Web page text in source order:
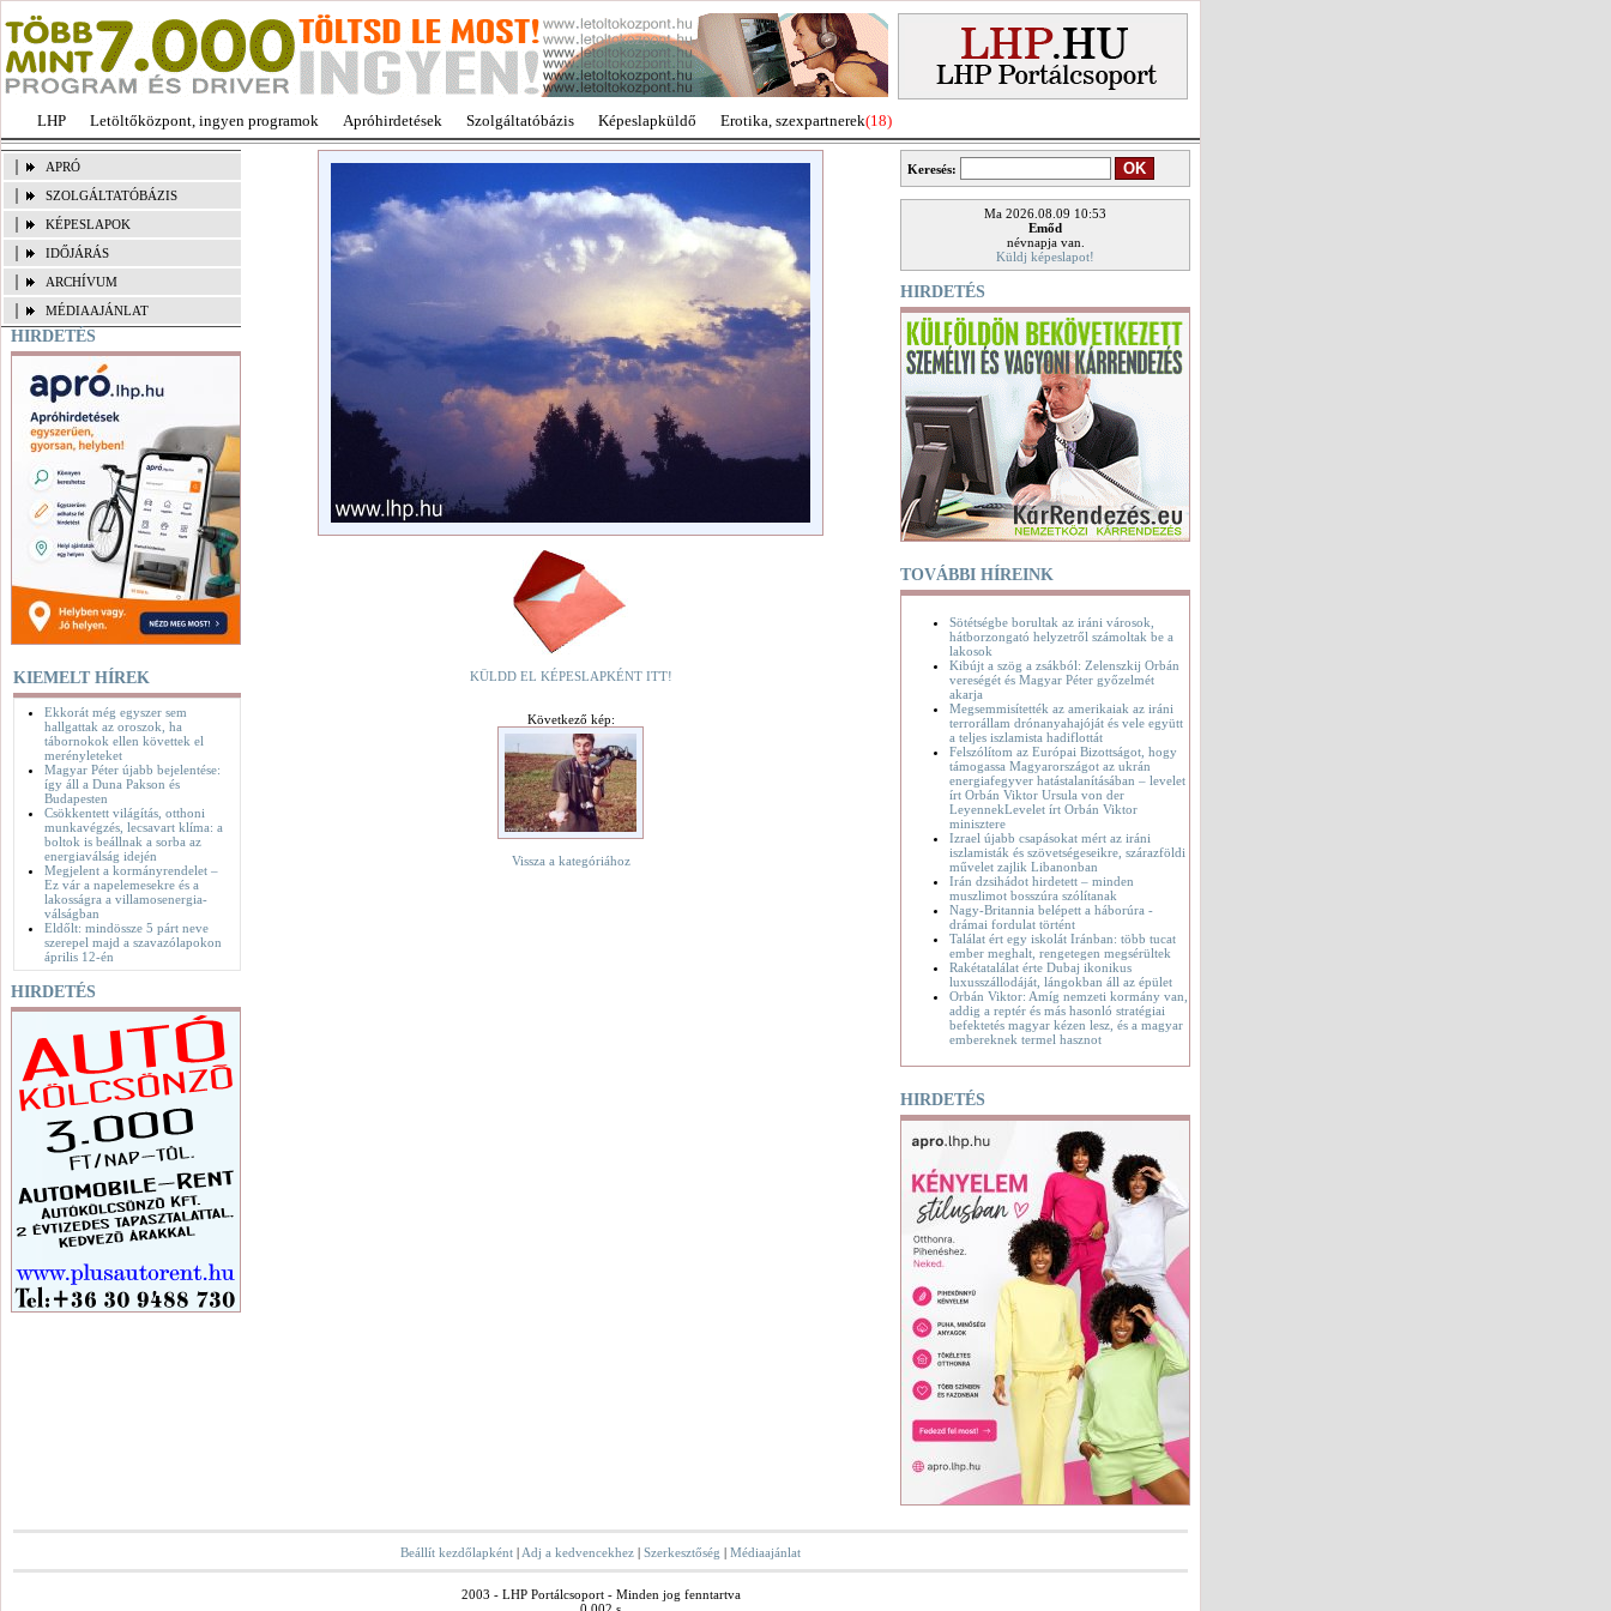
LHP Letöltőközpont, ingyen programok Apróhirdetések Szolgáltatóbázis Képeslapküldő Erotika, szexpartnerek(18)
APRÓ
SZOLGÁLTATÓBÁZIS
KÉPESLAPOK
IDŐJÁRÁS
ARCHÍVUM
MÉDIAAJÁNLAT
HIRDETÉS
KIEMELT HÍREK
Ekkorát még egyszer sem
hallgattak az oroszok, ha
tábornokok ellen követtek el
merényleteket
Magyar Péter újabb bejelentése:
így áll a Duna Pakson és
Budapesten
Csökkentett világítás, otthoni
munkavégzés, lecsavart klíma: a
boltok is beállnak a sorba az
energiaválság idején
Megjelent a kormányrendelet –
Ez vár a napelemesekre és a
lakosságra a villamosenergia-
válságban
Eldőlt: mindössze 5 párt neve
szerepel majd a szavazólapokon
április 12-én
HIRDETÉS
KÜLDD EL KÉPESLAPKÉNT ITT!
Következő kép:
Vissza a kategóriához
Keresés:
Ma 2026.08.09 10:53
Emőd
névnapja van.
Küldj képeslapot!
HIRDETÉS
TOVÁBBI HÍREINK
Sötétségbe borultak az iráni városok,
hátborzongató helyzetről számoltak be a
lakosok
Kibújt a szög a zsákból: Zelenszkij Orbán
vereségét és Magyar Péter győzelmét
akarja
Megsemmisítették az amerikaiak az iráni
terrorállam drónanyahajóját és vele együtt
a teljes iszlamista hadiflottát
Felszólítom az Európai Bizottságot, hogy
támogassa Magyarországot az ukrán
energiafegyver hatástalanításában – levelet
írt Orbán Viktor Ursula von der
LeyennekLevelet írt Orbán Viktor
minisztere
Izrael újabb csapásokat mért az iráni
iszlamisták és szövetségeseikre, szárazföldi
művelet zajlik Libanonban
Irán dzsihádot hirdetett – minden
muszlimot bosszúra szólítanak
Nagy-Britannia belépett a háborúra -
drámai fordulat történt
Találat ért egy iskolát Iránban: több tucat
ember meghalt, rengetegen megsérültek
Rakétatalálat érte Dubaj ikonikus
luxusszállodáját, lángokban áll az épület
Orbán Viktor: Amíg nemzeti kormány van,
addig a reptér és más hasonló stratégiai
befektetés magyar kézen lesz, és a magyar
embereknek termel hasznot
HIRDETÉS
Beállít kezdőlapként | Adj a kedvencekhez | Szerkesztőség | Médiaajánlat
2003 - LHP Portálcsoport - Minden jog fenntartva